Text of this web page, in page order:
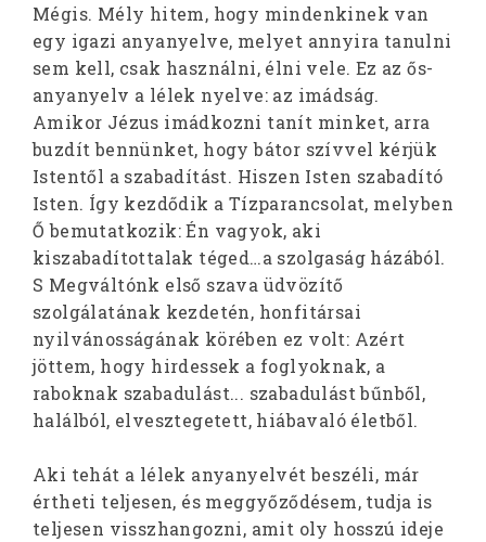
Mégis. Mély hitem, hogy mindenkinek van
egy igazi anyanyelve, melyet annyira tanulni
sem kell, csak használni, élni vele. Ez az ős-
anyanyelv a lélek nyelve: az imádság.
Amikor Jézus imádkozni tanít minket, arra
buzdít bennünket, hogy bátor szívvel kérjük
Istentől a szabadítást. Hiszen Isten szabadító
Isten. Így kezdődik a Tízparancsolat, melyben
Ő bemutatkozik: Én vagyok, aki
kiszabadítottalak téged…a szolgaság házából.
S Megváltónk első szava üdvözítő
szolgálatának kezdetén, honfitársai
nyilvánosságának körében ez volt: Azért
jöttem, hogy hirdessek a foglyoknak, a
raboknak szabadulást... szabadulást bűnből,
halálból, elvesztegetett, hiábavaló életből.
Aki tehát a lélek anyanyelvét beszéli, már
értheti teljesen, és meggyőződésem, tudja is
teljesen visszhangozni, amit oly hosszú ideje